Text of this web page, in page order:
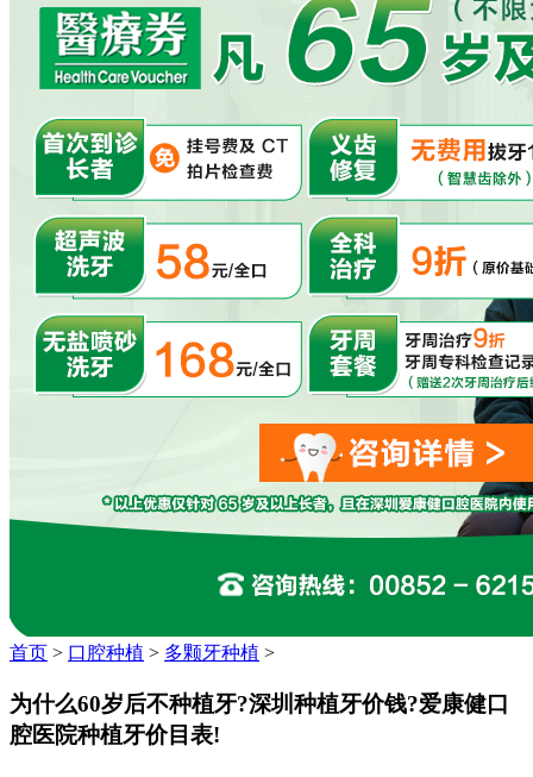
首页 > 口腔种植 > 多颗牙种植 >
为什么60岁后不种植牙?深圳种植牙价钱?爱康健口
腔医院种植牙价目表!